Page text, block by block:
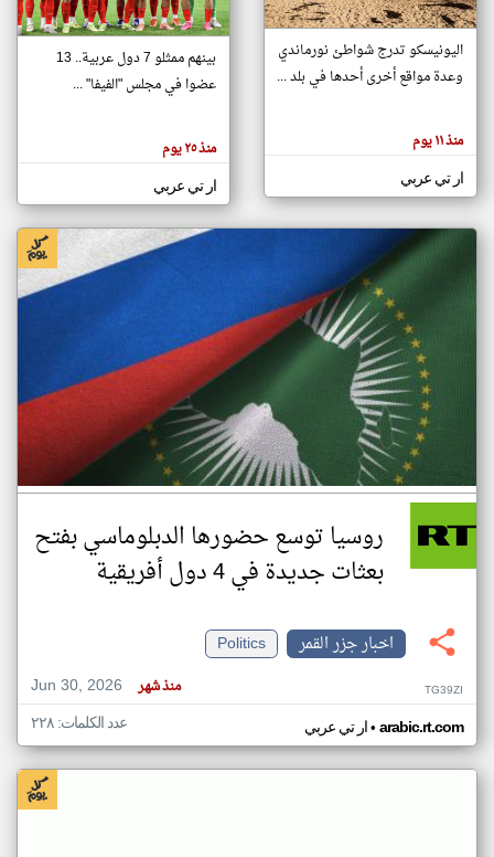
تغيير الدولة
اخبار جزر القمر على مدار الساعة
أهم اخبار جزر القمر العاجلة والمباشرة
هنا عن
وجهة
كاتبيها.
اليونيسكو تدرج شواطئ نورماندي
وعدة مواقع أخرى أحدها في بلد ...
منذ ١١ يوم
ار تي عربي
بينهم ممثلو 7 دول عربية.. 13
عضوا في مجلس "الفيفا" ...
منذ ٢٥ يوم
ار تي عربي
روسيا توسع حضورها الدبلوماسي بفتح
بعثات جديدة في 4 دول أفريقية
اخبار جزر القمر
Politics
Jun 30, 2026
منذ شهر TG39ZI
ار تي عربي• arabic.rt.com عدد الكلمات: ٢٢٨
klyoum.com